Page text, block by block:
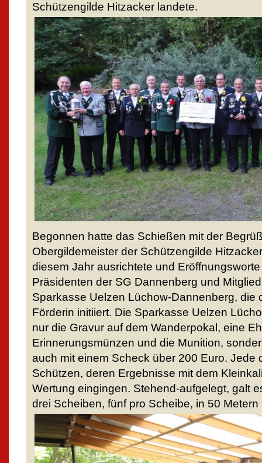
Schützengilde Hitzacker landete.
Begonnen hatte das Schießen mit der
Obergildemeister der Schützengilde
diesem Jahr ausrichtete und
Präsidenten der SG Dannenberg und
Sparkasse Uelzen Lüchow-Dannenberg, die
Förderin initiiert. Die Sparkasse Uelzen
nur die Gravur auf dem Wanderpokal, eine
Erinnerungsmünzen und die Munition,
auch mit einem Scheck über 200 Euro. Jede
Schützen, deren Ergebnisse mit dem
Wertung eingingen. Stehend-aufgelegt, galt
drei Scheiben, fünf pro Scheibe, in 50